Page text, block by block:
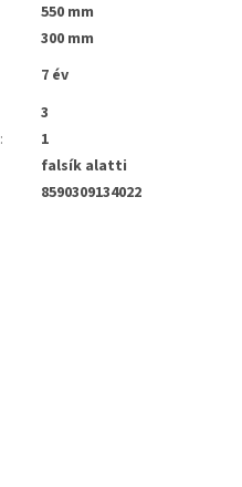
550 mm
300 mm
7 év
3
:
1
falsík alatti
8590309134022